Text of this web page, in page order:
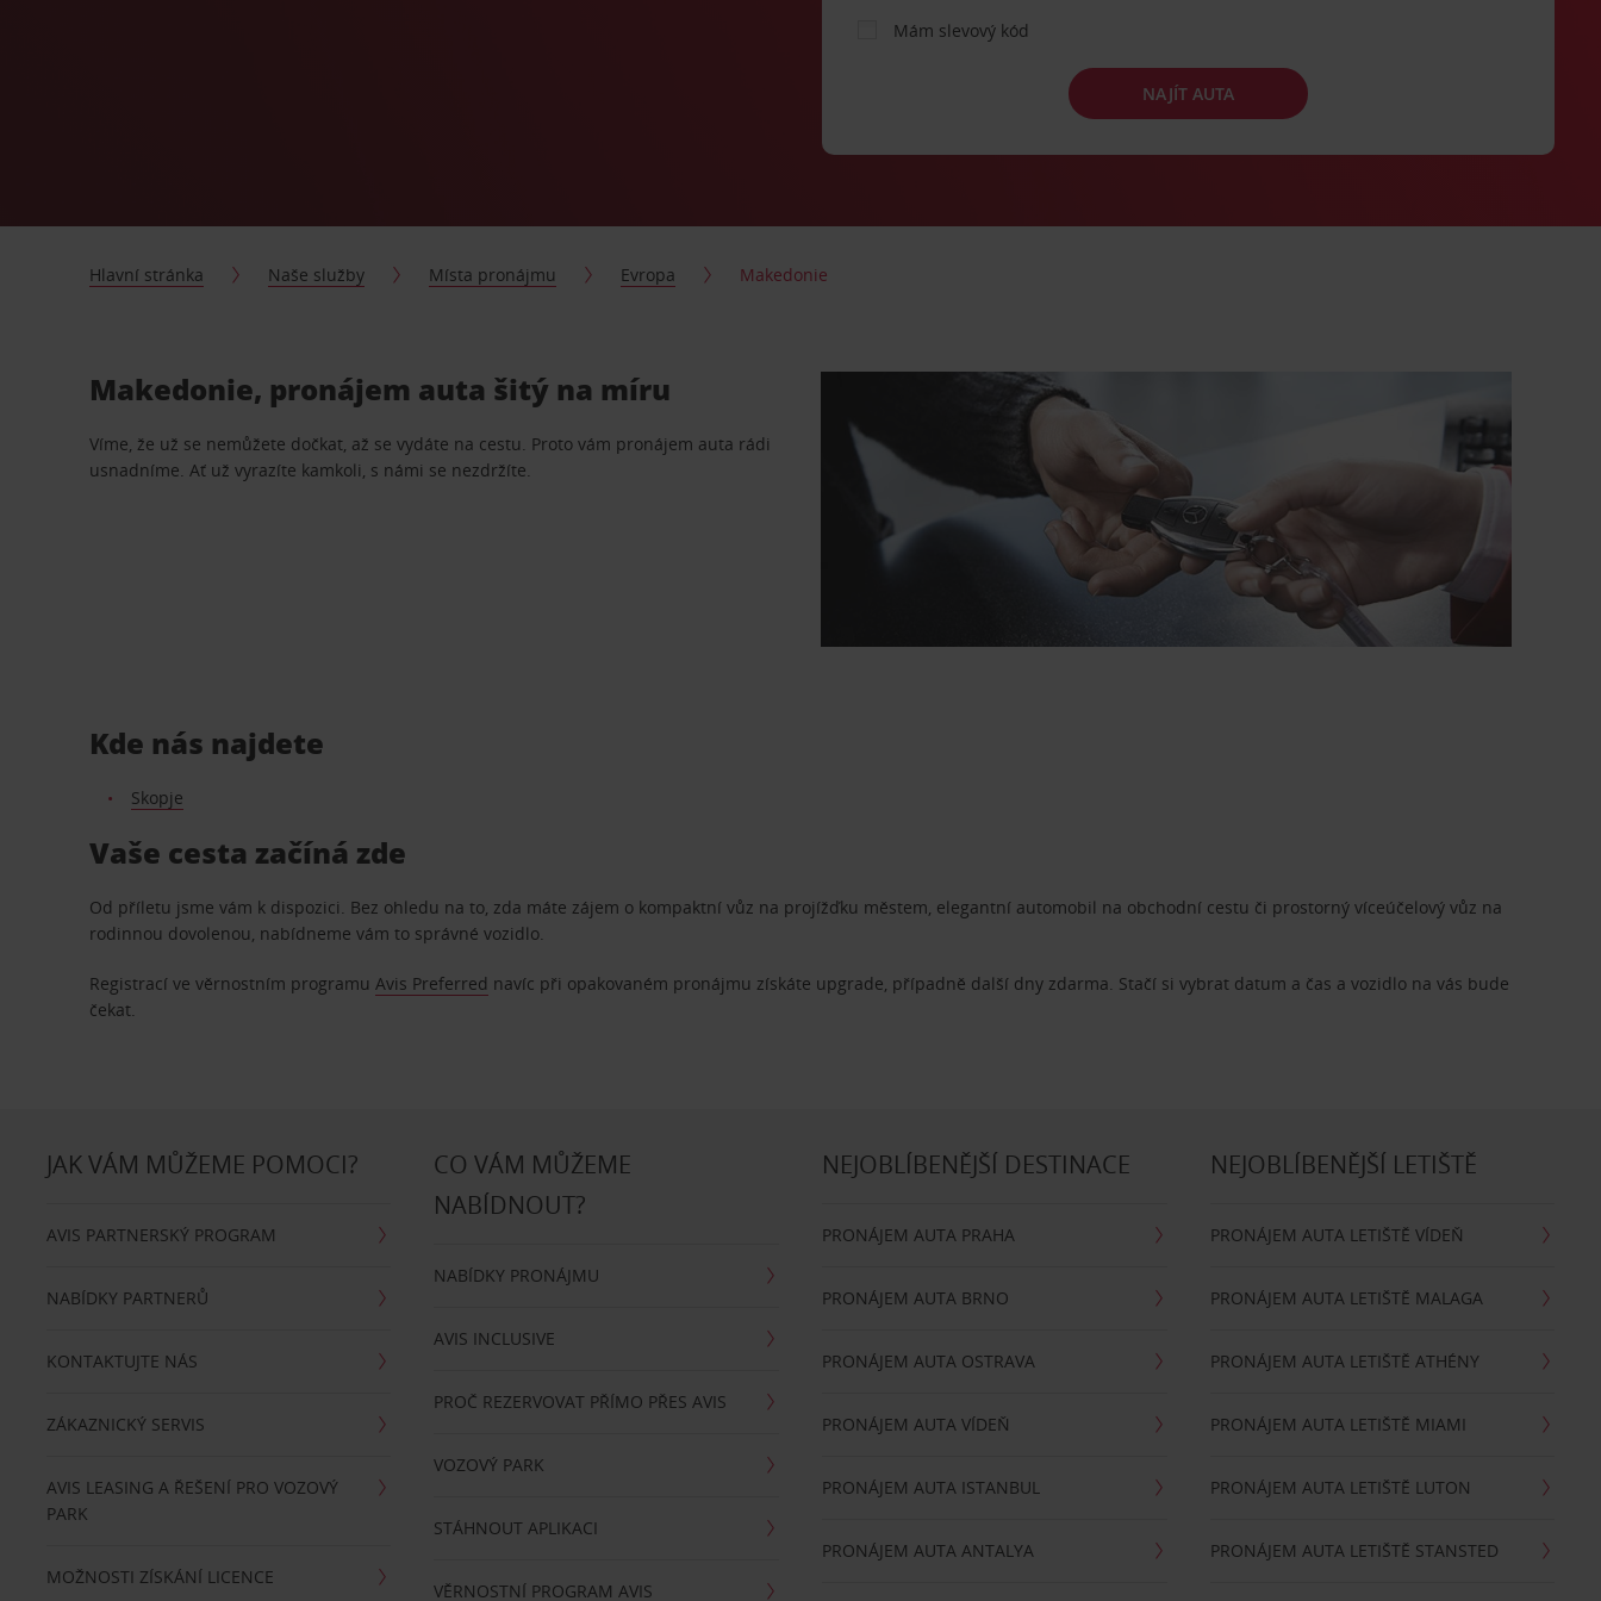
Mám slevový kód
NAJÍT AUTA
Hlavní stránka Naše služby Místa pronájmu Evropa Makedonie
Makedonie, pronájem auta šitý na míru
Víme, že už se nemůžete dočkat, až se vydáte na cestu. Proto vám pronájem auta rádi
usnadníme. Ať už vyrazíte kamkoli, s námi se nezdržíte.
Kde nás najdete
Skopje
Vaše cesta začíná zde
Od příletu jsme vám k dispozici. Bez ohledu na to, zda máte zájem o kompaktní vůz na projížďku městem, elegantní automobil na obchodní cestu či prostorný víceúčelový vůz na
rodinnou dovolenou, nabídneme vám to správné vozidlo.
Registrací ve věrnostním programuAvis Preferred navíc při opakovaném pronájmu získáte upgrade, případně další dny zdarma. Stačí si vybrat datum a čas a vozidlo na vás bude
čekat.
JAK VÁM MŮŽEME POMOCI?
AVIS PARTNERSKÝ PROGRAM
NABÍDKY PARTNERŮ
KONTAKTUJTE NÁS
ZÁKAZNICKÝ SERVIS
AVIS LEASING A ŘEŠENÍ PRO VOZOVÝ
PARK
MOŽNOSTI ZÍSKÁNÍ LICENCE
CO VÁM MŮŽEME
NABÍDNOUT?
NABÍDKY PRONÁJMU
AVIS INCLUSIVE
PROČ REZERVOVAT PŘÍMO PŘES AVIS
VOZOVÝ PARK
STÁHNOUT APLIKACI
VĚRNOSTNÍ PROGRAM AVIS
NEJOBLÍBENĚJŠÍ DESTINACE
PRONÁJEM AUTA PRAHA
PRONÁJEM AUTA BRNO
PRONÁJEM AUTA OSTRAVA
PRONÁJEM AUTA VÍDEŇ
PRONÁJEM AUTA ISTANBUL
PRONÁJEM AUTA ANTALYA
NEJOBLÍBENĚJŠÍ LETIŠTĚ
PRONÁJEM AUTA LETIŠTĚ VÍDEŇ
PRONÁJEM AUTA LETIŠTĚ MALAGA
PRONÁJEM AUTA LETIŠTĚ ATHÉNY
PRONÁJEM AUTA LETIŠTĚ MIAMI
PRONÁJEM AUTA LETIŠTĚ LUTON
PRONÁJEM AUTA LETIŠTĚ STANSTED